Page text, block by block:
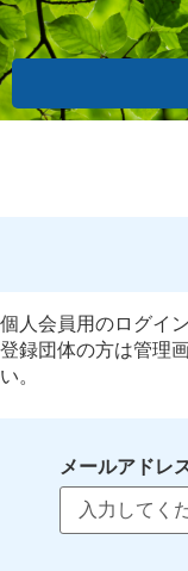
個人会員用のログイ
登録団体の方は管理
い。
メールアドレ